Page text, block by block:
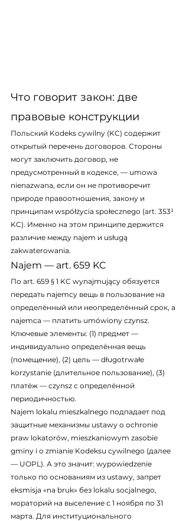
Что говорит закон: две
правовые конструкции
Польский Kodeks cywilny (KC) содержит
открытый перечень договоров. Стороны
могут заключить договор, не
предусмотренный в кодексе, — umowa
nienazwana, если он не противоречит
природе правоотношения, закону и
принципам współżycia społecznego (art. 353¹
KC). Именно на этом принципе держится
различие между najem и usługą
zakwaterowania.
Najem — art. 659 KC
По art. 659 § 1 KC wynajmujący обязуется
передать najemcy вещь в пользование на
определённый или неопределённый срок, а
najemca — платить umówiony czynsz.
Ключевые элементы: (1) предмет —
индивидуально определённая вещь
(помещение), (2) цель — długotrwałe
korzystanie (длительное пользование), (3)
платёж — czynsz с определённой
периодичностью.
Najem lokalu mieszkalnego подпадает под
защитные механизмы ustawy o ochronie
praw lokatorów, mieszkaniowym zasobie
gminy i o zmianie Kodeksu cywilnego (далее
— UOPL). А это значит: wypowiedzenie
только по основаниям из ustawy, запрет
eksmisja «na bruk» без lokalu socjalnego,
мораторий на выселение с 1 ноября по 31
марта. Для институционального